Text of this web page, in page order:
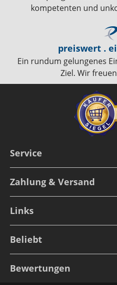
kompetenten und
preiswert .
Ein rundum gelungenes
Ziel. Wir
Service
Zahlung & Versand
Links
Beliebt
Bewertungen